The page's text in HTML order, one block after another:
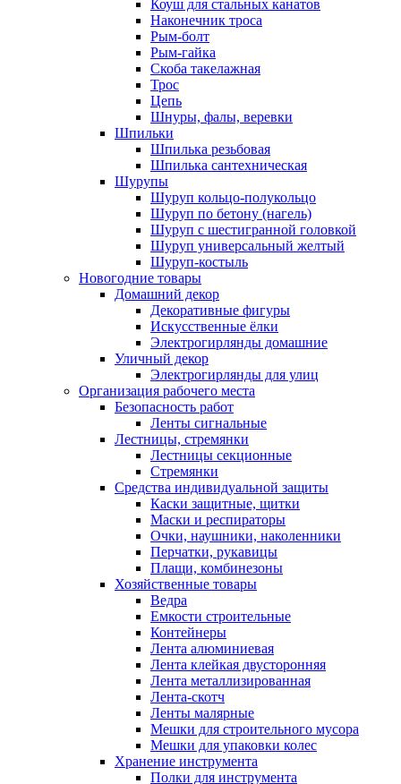
Коуш для стальных канатов
Наконечник троса
Рым-болт
Рым-гайка
Скоба такелажная
Трос
Цепь
Шнуры, фалы, веревки
Шпильки
Шпилька резьбовая
Шпилька сантехническая
Шурупы
Шуруп кольцо-полукольцо
Шуруп по бетону (нагель)
Шуруп с шестигранной головкой
Шуруп универсальный желтый
Шуруп-костыль
Новогодние товары
Домашний декор
Декоративные фигуры
Искусственные ёлки
Электрогирлянды домашние
Уличный декор
Электрогирлянды для улиц
Организация рабочего места
Безопасность работ
Ленты сигнальные
Лестницы, стремянки
Лестницы секционные
Стремянки
Средства индивидуальной защиты
Каски защитные, щитки
Маски и респираторы
Очки, наушники, наколенники
Перчатки, рукавицы
Плащи, комбинезоны
Хозяйственные товары
Ведра
Емкости строительные
Контейнеры
Лента алюминиевая
Лента клейкая двусторонняя
Лента металлизированная
Лента-скотч
Ленты малярные
Мешки для строительного мусора
Мешки для упаковки колес
Хранение инструмента
Полки для инструмента